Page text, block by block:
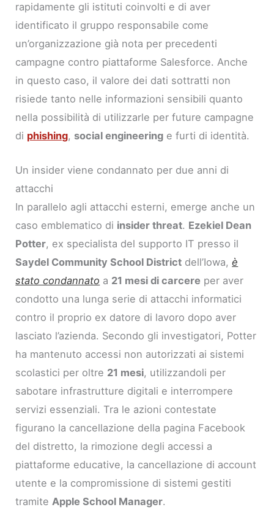
rapidamente gli istituti coinvolti e di aver
identificato il gruppo responsabile come
un’organizzazione già nota per precedenti
campagne contro piattaforme Salesforce. Anche
in questo caso, il valore dei dati sottratti non
risiede tanto nelle informazioni sensibili quanto
nella possibilità di utilizzarle per future campagne
di phishing, social engineering e furti di identità.
Un insider viene condannato per due anni di
attacchi
In parallelo agli attacchi esterni, emerge anche un
caso emblematico di insider threat. Ezekiel Dean
Potter, ex specialista del supporto IT presso il
Saydel Community School District dell’Iowa,è
stato condannato a 21 mesi di carcere per aver
condotto una lunga serie di attacchi informatici
contro il proprio ex datore di lavoro dopo aver
lasciato l’azienda. Secondo gli investigatori, Potter
ha mantenuto accessi non autorizzati ai sistemi
scolastici per oltre 21 mesi, utilizzandoli per
sabotare infrastrutture digitali e interrompere
servizi essenziali. Tra le azioni contestate
figurano la cancellazione della pagina Facebook
del distretto, la rimozione degli accessi a
piattaforme educative, la cancellazione di account
utente e la compromissione di sistemi gestiti
tramiteApple School Manager.